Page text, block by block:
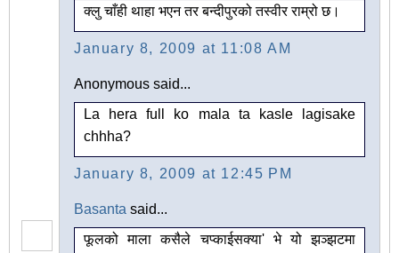
क्लु चाँही थाहा भएन तर बन्दीपुरको तस्वीर राम्रो छ।
January 8, 2009 at 11:08 AM
Anonymous said...
La hera full ko mala ta kasle lagisake
chhha?
January 8, 2009 at 12:45 PM
Basanta said...
फूलको माला कसैले चप्काईसक्या' भे यो झञ्झटमा